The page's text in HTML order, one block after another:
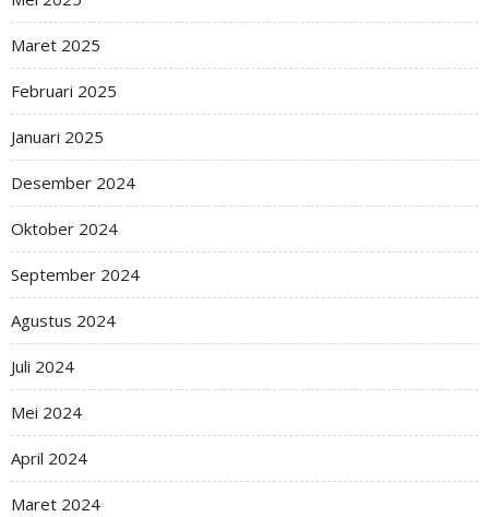
Maret 2025
Februari 2025
Januari 2025
Desember 2024
Oktober 2024
September 2024
Agustus 2024
Juli 2024
Mei 2024
April 2024
Maret 2024